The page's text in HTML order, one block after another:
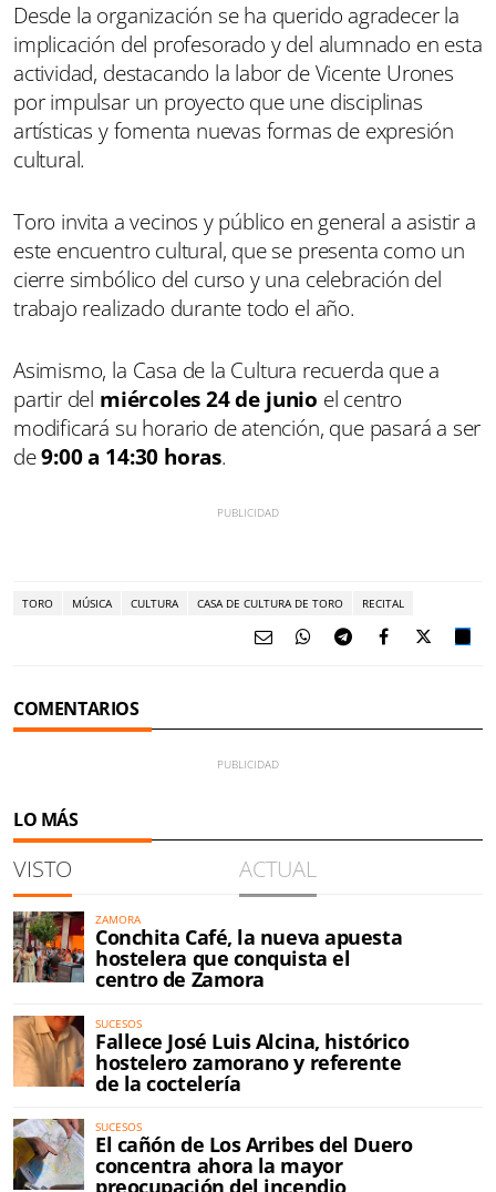
Desde la organización se ha querido agradecer la
implicación del profesorado y del alumnado en esta
actividad, destacando la labor de Vicente Urones
por impulsar un proyecto que une disciplinas
artísticas y fomenta nuevas formas de expresión
cultural.
Toro invita a vecinos y público en general a asistir a
este encuentro cultural, que se presenta como un
cierre simbólico del curso y una celebración del
trabajo realizado durante todo el año.
Asimismo, la Casa de la Cultura recuerda que a
partir del miércoles 24 de junio el centro
modificará su horario de atención, que pasará a ser
de9:00 a 14:30 horas.
TORO MÚSICA CULTURA CASA DE CULTURA DE TORO RECITAL
COMENTARIOS
LO MÁS
VISTO ACTUAL
ZAMORA
Conchita Café, la nueva apuesta
hostelera que conquista el
centro de Zamora
SUCESOS
Fallece José Luis Alcina, histórico
hostelero zamorano y referente
de la coctelería
SUCESOS
El cañón de Los Arribes del Duero
concentra ahora la mayor